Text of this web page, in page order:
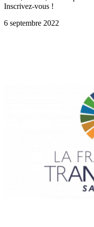
Inscrivez-vous !
6 septembre 2022